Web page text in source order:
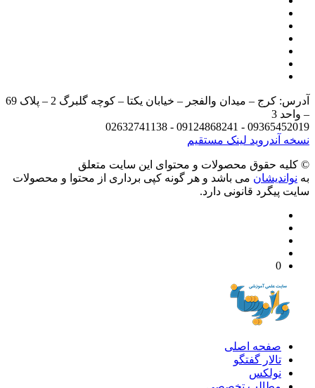
آدرس: کرج – میدان والفجر – خیابان یکتا – کوچه گلبرگ 2 – پلاک 69
3
09365452019 - 09124868241 -
آندرویدلینک مستقیم
حقوق محصولات و محتوای اين سایت متعلق
می باشد و هر گونه کپی برداری از محتوا و محصولات
پیگرد قانونی دارد.
صفحه اصلی
تالار گفتگو
نولکس